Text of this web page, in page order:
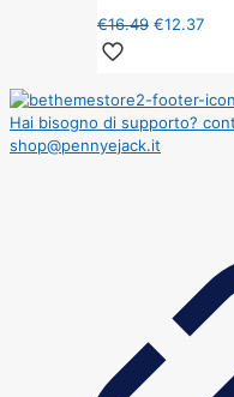
€16.49 €12.37
Hai bisogno di supporto?
shop@pennyejack.it